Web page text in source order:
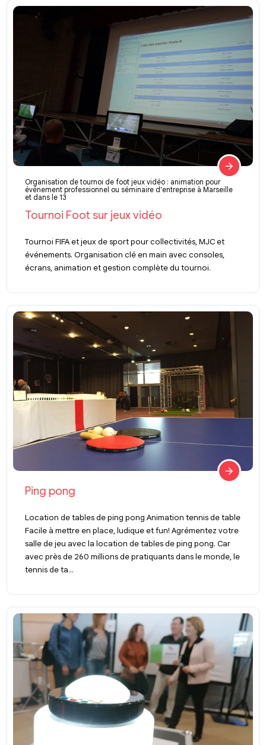
Organisation de tournoi de foot jeux vidéo : animation pour
événement professionnel ou séminaire d'entreprise à Marseille
et dans le 13
Tournoi Foot sur jeux vidéo
Tournoi FIFA et jeux de sport pour collectivités, MJC et
événements. Organisation clé en main avec consoles,
écrans, animation et gestion complète du tournoi.
Ping pong
Location de tables de ping pong Animation tennis de table
Facile à mettre en place, ludique et fun! Agrémentez votre
salle de jeu avec la location de tables de ping pong. Car
avec près de 260 millions de pratiquants dans le monde, le
tennis de ta...